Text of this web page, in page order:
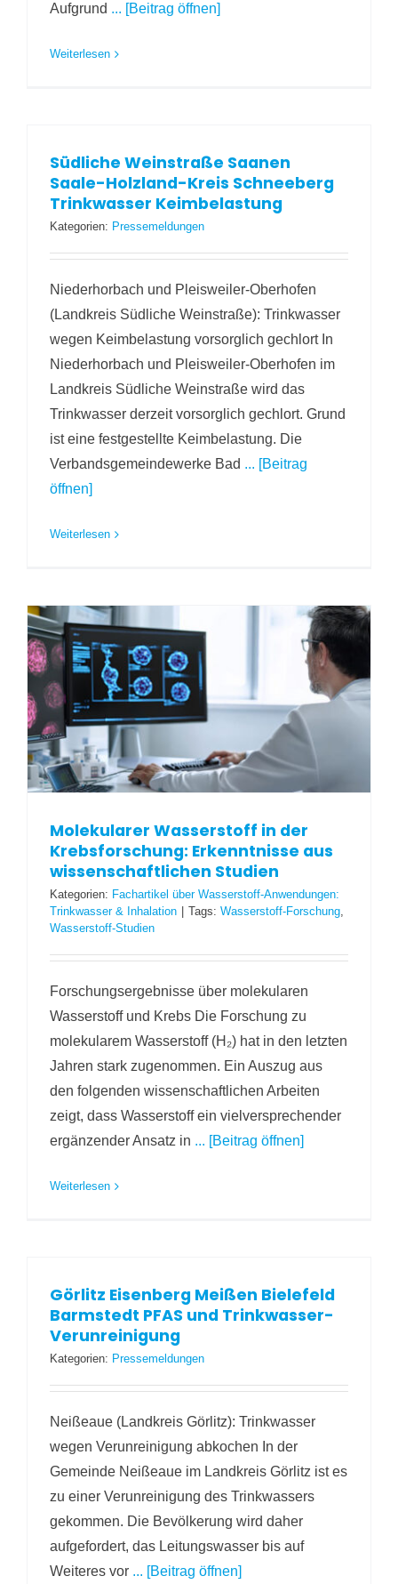
Aufgrund ... [Beitrag öffnen]
Weiterlesen
Südliche Weinstraße Saanen
Saale-Holzland-Kreis Schneeberg
Trinkwasser Keimbelastung
Kategorien: Pressemeldungen
Niederhorbach und Pleisweiler-Oberhofen
(Landkreis Südliche Weinstraße): Trinkwasser
wegen Keimbelastung vorsorglich gechlort In
Niederhorbach und Pleisweiler-Oberhofen im
Landkreis Südliche Weinstraße wird das
Trinkwasser derzeit vorsorglich gechlort. Grund
ist eine festgestellte Keimbelastung. Die
Verbandsgemeindewerke Bad ... [Beitrag
öffnen]
Weiterlesen
Molekularer Wasserstoff in der
Krebsforschung: Erkenntnisse aus
wissenschaftlichen Studien
Kategorien: Fachartikel über Wasserstoff-Anwendungen:
Trinkwasser & Inhalation
Tags: Wasserstoff-Forschung,
Wasserstoff-Studien
Forschungsergebnisse über molekularen
Wasserstoff und Krebs Die Forschung zu
molekularem Wasserstoff (H₂) hat in den letzten
Jahren stark zugenommen. Ein Auszug aus
den folgenden wissenschaftlichen Arbeiten
zeigt, dass Wasserstoff ein vielversprechender
ergänzender Ansatz in ... [Beitrag öffnen]
Weiterlesen
Görlitz Eisenberg Meißen Bielefeld
Barmstedt PFAS und Trinkwasser-
Verunreinigung
Kategorien: Pressemeldungen
Neißeaue (Landkreis Görlitz): Trinkwasser
wegen Verunreinigung abkochen In der
Gemeinde Neißeaue im Landkreis Görlitz ist es
zu einer Verunreinigung des Trinkwassers
gekommen. Die Bevölkerung wird daher
aufgefordert, das Leitungswasser bis auf
Weiteres vor ... [Beitrag öffnen]